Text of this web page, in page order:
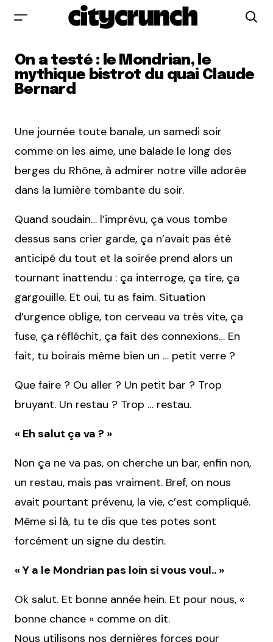
On a testé : le Mondrian, le
mythique bistrot du quai Claude
Bernard
Une journée toute banale, un samedi soir
comme on les aime, une balade le long des
berges du Rhône, à admirer notre ville adorée
dans la lumière tombante du soir.
Quand soudain… l’imprévu, ça vous tombe
dessus sans crier garde, ça n’avait pas été
anticipé du tout et la soirée prend alors un
tournant inattendu : ça interroge, ça tire, ça
gargouille. Et oui, tu as faim. Situation
d’urgence oblige, ton cerveau va très vite, ça
fuse, ça réfléchit, ça fait des connexions… En
fait, tu boirais même bien un … petit verre ?
Que faire ? Ou aller ? Un petit bar ? Trop
bruyant. Un restau ? Trop … restau.
« Eh salut ça va ? »
Non ça ne va pas, on cherche un bar, enfin non,
un restau, mais pas vraiment. Bref, on nous
avait pourtant prévenu, la vie, c’est compliqué.
Même si là, tu te dis que tes potes sont
forcément un signe du destin.
« Y a le Mondrian pas loin si vous voul.. »
Ok salut. Et bonne année hein. Et pour nous, «
bonne chance » comme on dit.
Nous utilisons nos dernières forces pour